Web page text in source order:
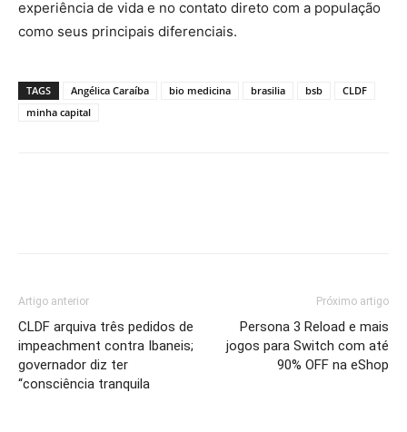
experiência de vida e no contato direto com a população
como seus principais diferenciais.
TAGS Angélica Caraíba bio medicina brasilia bsb
CLDF
minha capital
Artigo anterior
CLDF arquiva três pedidos de
impeachment contra Ibaneis;
governador diz ter
“consciência tranquila
Próximo artigo
Persona 3 Reload e mais
jogos para Switch com até
90% OFF na eShop